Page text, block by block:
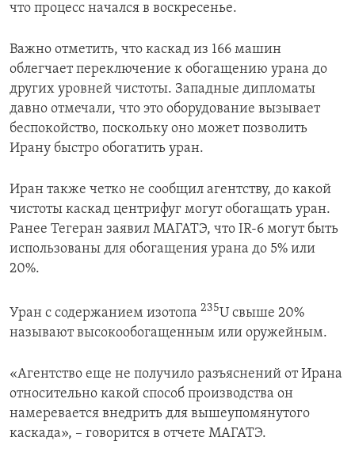
что процесс начался в воскресенье.
Важно отметить, что каскад из 166 машин
облегчает переключение к обогащению урана до
других уровней чистоты. Западные дипломаты
давно отмечали, что это оборудование вызывает
беспокойство, поскольку оно может позволить
Ирану быстро обогатить уран.
Иран также четко не сообщил агентству, до какой
чистоты каскад центрифуг могут обогащать уран.
Ранее Тегеран заявил МАГАТЭ, что IR-6 могут быть
использованы для обогащения урана до 5% или
20%.
Уран с содержанием изотопа 235U свыше 20%
называют высокообогащенным или оружейным.
«Агентство еще не получило разъяснений от Ирана
относительно какой способ производства он
намеревается внедрить для вышеупомянутого
каскада», – говорится в отчете МАГАТЭ.